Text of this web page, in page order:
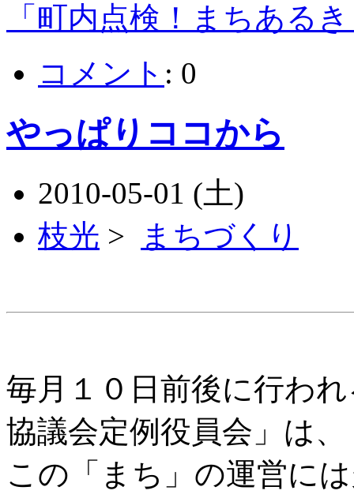
「町内点検！まちある
コメント : 0
やっぱりココから
2010-05-01 (土)
枝光 > まちづくり
毎月１０日前後に行わ
協議会定例役員会」は、
この「まち」の運営に